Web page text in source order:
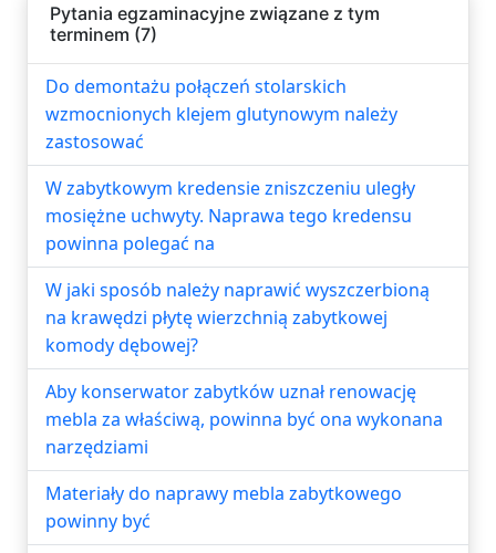
Pytania egzaminacyjne związane z tym
terminem (7)
Do demontażu połączeń stolarskich
wzmocnionych klejem glutynowym należy
zastosować
W zabytkowym kredensie zniszczeniu uległy
mosiężne uchwyty. Naprawa tego kredensu
powinna polegać na
W jaki sposób należy naprawić wyszczerbioną
na krawędzi płytę wierzchnią zabytkowej
komody dębowej?
Aby konserwator zabytków uznał renowację
mebla za właściwą, powinna być ona wykonana
narzędziami
Materiały do naprawy mebla zabytkowego
powinny być